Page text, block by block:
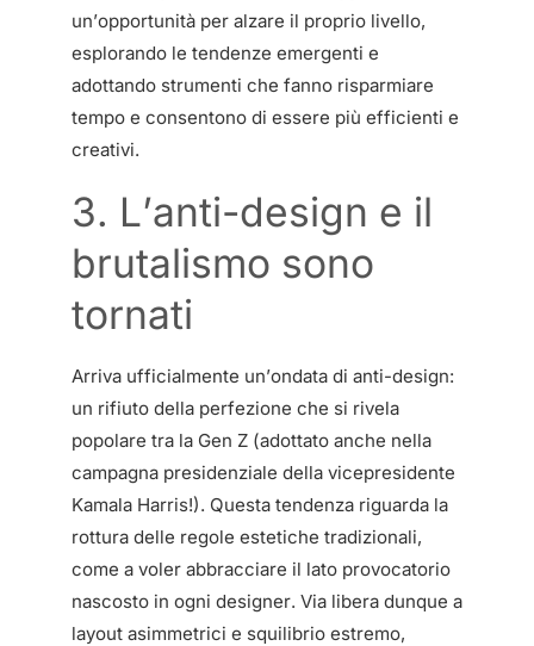
un’opportunità per alzare il proprio livello,
esplorando le tendenze emergenti e
adottando strumenti che fanno risparmiare
tempo e consentono di essere più efficienti e
creativi.
3. L’anti-design e il
brutalismo sono
tornati
Arriva ufficialmente un’ondata di anti-design:
un rifiuto della perfezione che si rivela
popolare tra la Gen Z (adottato anche nella
campagna presidenziale della vicepresidente
Kamala Harris!). Questa tendenza riguarda la
rottura delle regole estetiche tradizionali,
come a voler abbracciare il lato provocatorio
nascosto in ogni designer. Via libera dunque a
layout asimmetrici e squilibrio estremo,